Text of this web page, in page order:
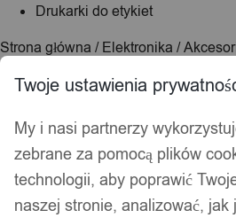
Drukarki do etykiet
Strona główna /Elektronika /
Pojedyncze
Wyświetlanie wszystkich wyników: 5
Twoje ustawienia
My i nasi partnerzy
zebrane za pomocą plików
technologii, aby poprawić
naszej stronie, analizować,